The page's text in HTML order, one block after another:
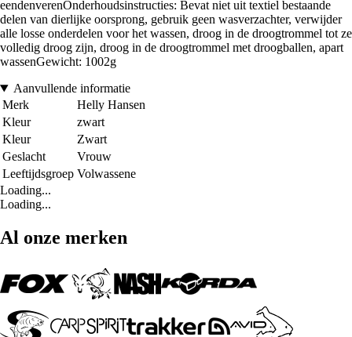
eendenverenOnderhoudsinstructies: Bevat niet uit textiel bestaande
delen van dierlijke oorsprong, gebruik geen wasverzachter, verwijder
alle losse onderdelen voor het wassen, droog in de droogtrommel tot ze
volledig droog zijn, droog in de droogtrommel met droogballen, apart
wassenGewicht: 1002g
Aanvullende informatie
Merk
Helly Hansen
Kleur
zwart
Kleur
Zwart
Geslacht
Vrouw
Leeftijdsgroep Volwassene
Loading...
Loading...
Al onze merken